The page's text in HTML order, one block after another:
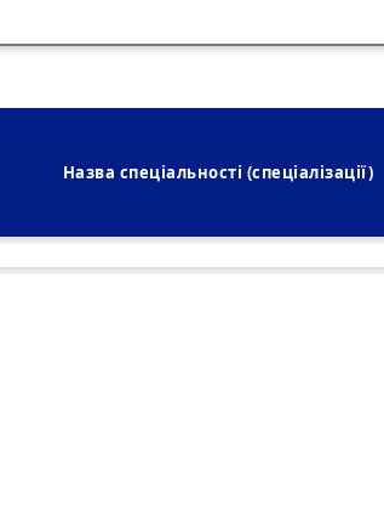
Назва спеціальності (спеціалізації)